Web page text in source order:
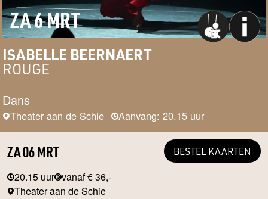
ZA 6 MRT
ISABELLE BEERNAERT
ROUGE
Dans
Theater aan de Schie Aanvang: 20.15 uur
ZA 06 MRT BESTEL KAARTEN
20.15 uur vanaf € 36,-
Theater aan de Schie